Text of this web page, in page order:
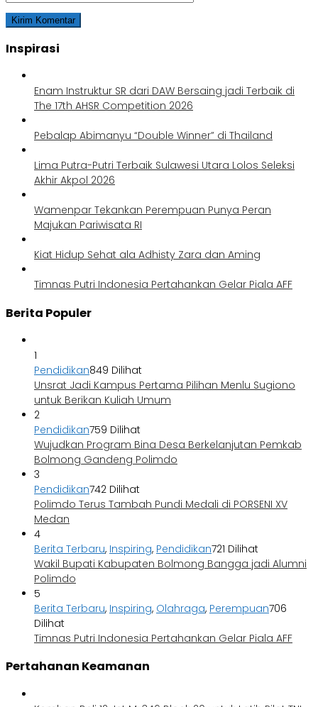
Inspirasi
Enam Instruktur SR dari DAW Bersaing jadi Terbaik di
The 17th AHSR Competition 2026
Pebalap Abimanyu “Double Winner” di Thailand
Lima Putra-Putri Terbaik Sulawesi Utara Lolos Seleksi
Akhir Akpol 2026
Wamenpar Tekankan Perempuan Punya Peran
Majukan Pariwisata RI
Kiat Hidup Sehat ala Adhisty Zara dan Aming
Timnas Putri Indonesia Pertahankan Gelar Piala AFF
Berita Populer
1
Pendidikan849 Dilihat
Unsrat Jadi Kampus Pertama Pilihan Menlu Sugiono
untuk Berikan Kuliah Umum
2
Pendidikan759 Dilihat
Wujudkan Program Bina Desa Berkelanjutan Pemkab
Bolmong Gandeng Polimdo
3
Pendidikan742 Dilihat
Polimdo Terus Tambah Pundi Medali di PORSENI XV
Medan
4
Berita Terbaru, Inspiring, Pendidikan721 Dilihat
Wakil Bupati Kabupaten Bolmong Bangga jadi Alumni
Polimdo
5
Berita Terbaru, Inspiring, Olahraga, Perempuan706
Dilihat
Timnas Putri Indonesia Pertahankan Gelar Piala AFF
Pertahanan Keamanan